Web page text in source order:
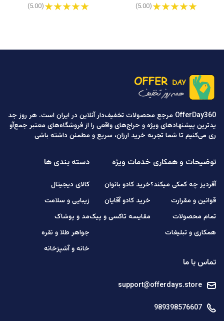
(5.00)
(5.00)
OfferDay360 مرجع محصولات تخفیف‌دار آنلاین در ایران است. هر روز جد
یدترین پیشنهادهای ویژه و حراج‌های واقعی را از فروشگاه‌های معتبر جمع‌آو
ری می‌کنیم تا شما تجربه خرید ارزان، سریع و مطمئن داشته باشی
توضیحات و همکاری
آفردیز چه کمکی میکند؟
قوانین و مقرارت
تمام محصولات
همکاری و تبلیغات
خدمات ویژه
خرید کادو بانوان
خرید کادو آقایان
مقایسه تاکسی و پیک
دسته بندی ها
کالای دیجیتال
زیبایی و سلامت
مد و پوشاک
جواهر طلا و نقره
خانه و آشپزخانه
تماس با ما
support@offerdays.store
989398576607